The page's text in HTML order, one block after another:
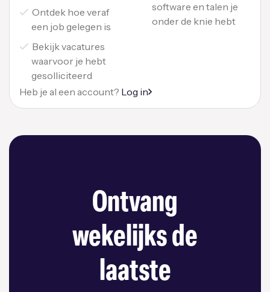
Ontdek hoe veraf
een job gelegen is
Bekijk vacatures
waarvoor je hebt
gesolliciteerd
software en talen je
onder de knie hebt
Heb je al een account? Log in
Ontvang
wekelijks de
laatste